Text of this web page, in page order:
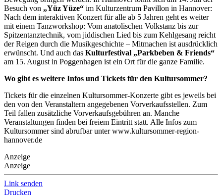
Besuch von „Yüz Yüze“ im Kulturzentrum Pavillon in Hannover:
Nach dem interaktiven Konzert für alle ab 5 Jahren geht es weiter
mit einem Tanzworkshop: Vom anatolischen Volkstanz bis zur
Spitzentanztechnik, vom jiddischen Lied bis zum Kehlgesang reicht
der Reigen durch die Musikgeschichte – Mitmachen ist ausdrücklich
erwünscht. Und auch das Kulturfestival „Parkbeben & Friends“
am 15. August in Poggenhagen ist ein Ort für die ganze Familie.
Wo gibt es weitere Infos und Tickets für den Kultursommer?
Tickets für die einzelnen Kultursommer-Konzerte gibt es jeweils bei
den von den Veranstaltern angegebenen Vorverkaufsstellen. Zum
Teil fallen zusätzliche Vorverkaufsgebühren an. Manche
Veranstaltungen finden bei freiem Eintritt statt. Alle Infos zum
Kultursommer sind abrufbar unter www.kultursommer-region-
hannover.de
Anzeige
Anzeige
Link senden
Drucken